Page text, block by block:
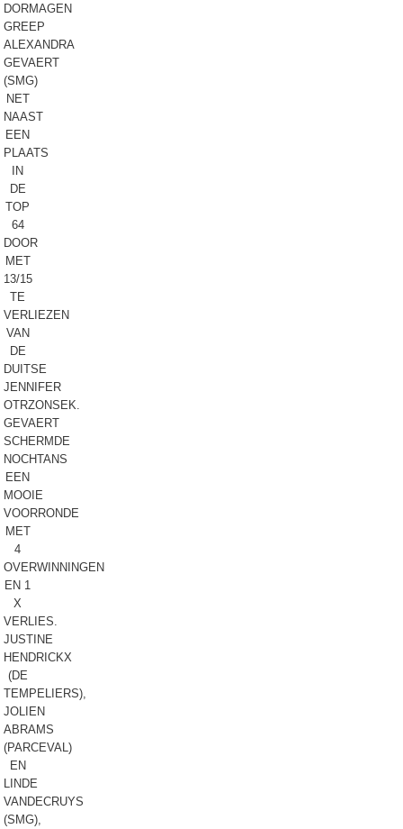
DORMAGEN
GREEP
ALEXANDRA
GEVAERT
(SMG)
NET
NAAST
EEN
PLAATS
IN
DE
TOP
64
DOOR
MET
13/15
TE
VERLIEZEN
VAN
DE
DUITSE
JENNIFER
OTRZONSEK.
GEVAERT
SCHERMDE
NOCHTANS
EEN
MOOIE
VOORRONDE
MET
4
OVERWINNINGEN
EN 1
X
VERLIES.
JUSTINE
HENDRICKX
(DE
TEMPELIERS),
JOLIEN
ABRAMS
(PARCEVAL)
EN
LINDE
VANDECRUYS
(SMG),